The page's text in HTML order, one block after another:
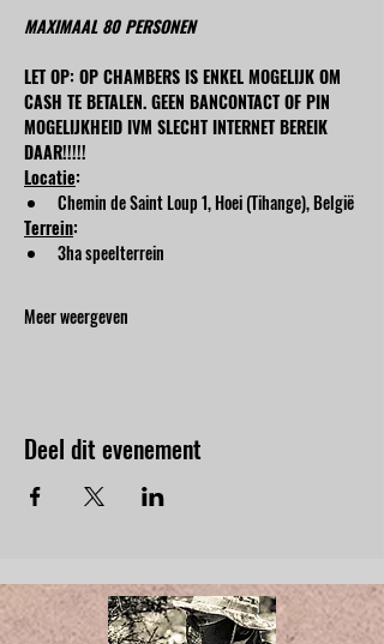
MAXIMAAL 80 PERSONEN
LET OP: OP CHAMBERS IS ENKEL MOGELIJK OM
CASH TE BETALEN. GEEN BANCONTACT OF PIN
MOGELIJKHEID IVM SLECHT INTERNET BEREIK
DAAR!!!!!
Locatie:
Chemin de Saint Loup 1, Hoei (Tihange), België
Terrein:
3ha speelterrein
Meer weergeven
Deel dit evenement